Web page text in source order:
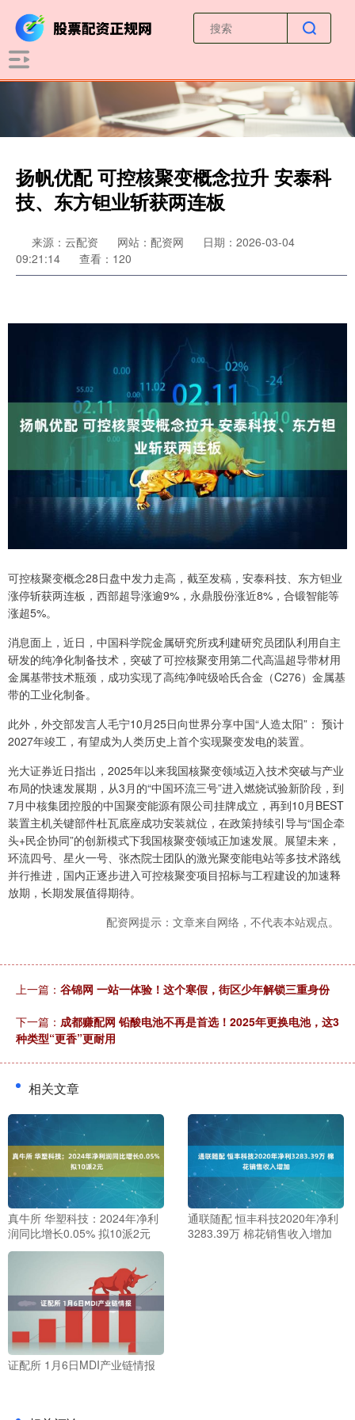
扬帆优配 可控核聚变概念拉升 安泰科
技、东方钽业斩获两连板
来源：云配资 网站：配资网
日期：2026-03-04
09:21:14
查看：120
可控核聚变概念28日盘中发力走高，截至发稿，安泰科技、东方钽业
涨停斩获两连板，西部超导涨逾9%，永鼎股份涨近8%，合锻智能等
涨超5%。
消息面上，近日，中国科学院金属研究所戎利建研究员团队利用自主
研发的纯净化制备技术，突破了可控核聚变用第二代高温超导带材用
金属基带技术瓶颈，成功实现了高纯净吨级哈氏合金（C276）金属基
带的工业化制备。
此外，外交部发言人毛宁10月25日向世界分享中国“人造太阳”： 预计
2027年竣工，有望成为人类历史上首个实现聚变发电的装置。
光大证券近日指出，2025年以来我国核聚变领域迈入技术突破与产业
布局的快速发展期，从3月的“中国环流三号”进入燃烧试验新阶段，到
7月中核集团控股的中国聚变能源有限公司挂牌成立，再到10月BEST
装置主机关键部件杜瓦底座成功安装就位，在政策持续引导与“国企牵
头+民企协同”的创新模式下我国核聚变领域正加速发展。展望未来，
环流四号、星火一号、张杰院士团队的激光聚变能电站等多技术路线
并行推进，国内正逐步进入可控核聚变项目招标与工程建设的加速释
放期，长期发展值得期待。
配资网提示：文章来自网络，不代表本站观点。
上一篇： 谷锦网 一站一体验！这个寒假，街区少年解锁三重身份
下一篇： 成都赚配网 铅酸电池不再是首选！2025年更换电池，这3
种类型“更香”更耐用
相关文章
真牛所 华塑科技：2024年净利
润同比增长0.05% 拟10派2元
通联随配 恒丰科技2020年净利
3283.39万 棉花销售收入增加
证配所 1月6日MDI产业链情报